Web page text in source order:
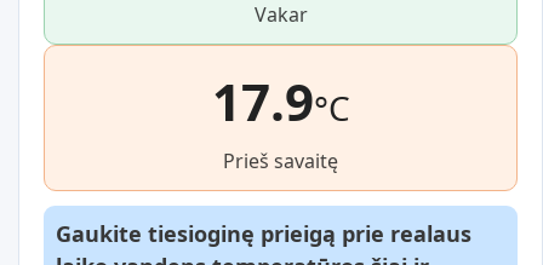
Vakar
17.9°C
Prieš savaitę
Gaukite tiesioginę prieigą prie realaus